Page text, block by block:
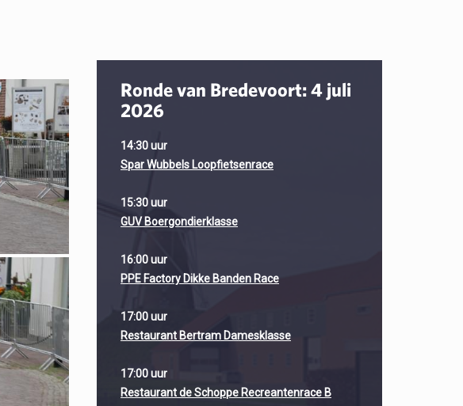
Ronde van Bredevoort: 4 juli
2026
14:30 uur
Spar Wubbels Loopfietsenrace
15:30 uur
GUV Boergondierklasse
16:00 uur
PPE Factory Dikke Banden Race
17:00 uur
Restaurant Bertram Damesklasse
17:00 uur
Restaurant de Schoppe Recreantenrace B